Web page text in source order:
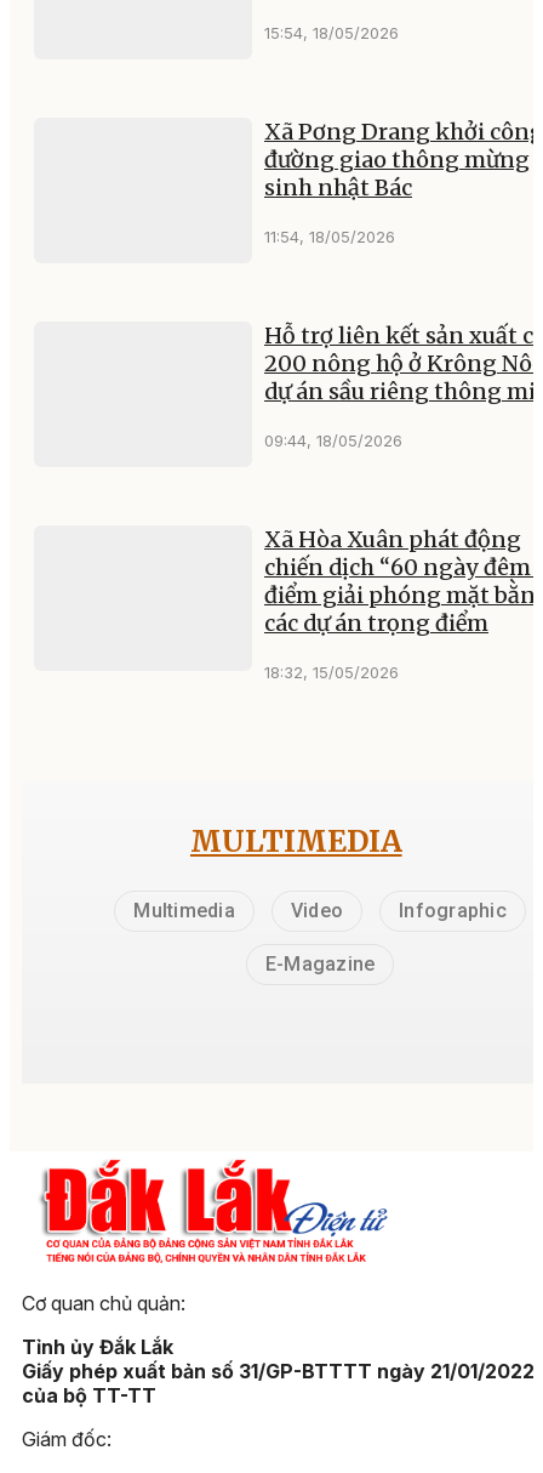
15:54, 18/05/2026
Xã Pơng Drang khởi công
đường giao thông mừng
sinh nhật Bác
11:54, 18/05/2026
Hỗ trợ liên kết sản xuất
200 nông hộ ở Krông Nô
dự án sầu riêng thông
09:44, 18/05/2026
Xã Hòa Xuân phát động
chiến dịch “60 ngày đêm
điểm giải phóng mặt
các dự án trọng điểm
18:32, 15/05/2026
MULTIMEDIA
Multimedia Video Infographic
E-Magazine
Cơ quan chủ quản:
Tỉnh ủy Đắk Lắk
Giấy phép xuất bản số 31/GP-BTTTT ngày 21/01/2022
của bộ TT-TT
Giám đốc: